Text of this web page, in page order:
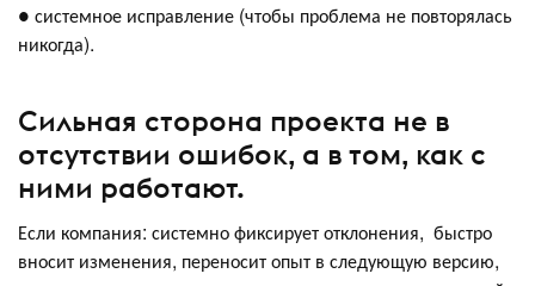
● системное исправление (чтобы проблема не повторялась
никогда).
Сильная сторона проекта не в
отсутствии ошибок, а в том, как с
ними работают.
Если компания: системно фиксирует отклонения, быстро
вносит изменения, переносит опыт в следующую версию,